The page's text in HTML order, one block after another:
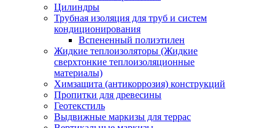
Цилиндры
Трубная изоляция для труб и систем
кондиционирования
Вспененный полиэтилен
Жидкие теплоизоляторы (Жидкие
сверхтонкие теплоизоляционные
материалы)
Химзащита (антикоррозия) конструкций
Пропитки для древесины
Геотекстиль
Выдвижные маркизы для террас